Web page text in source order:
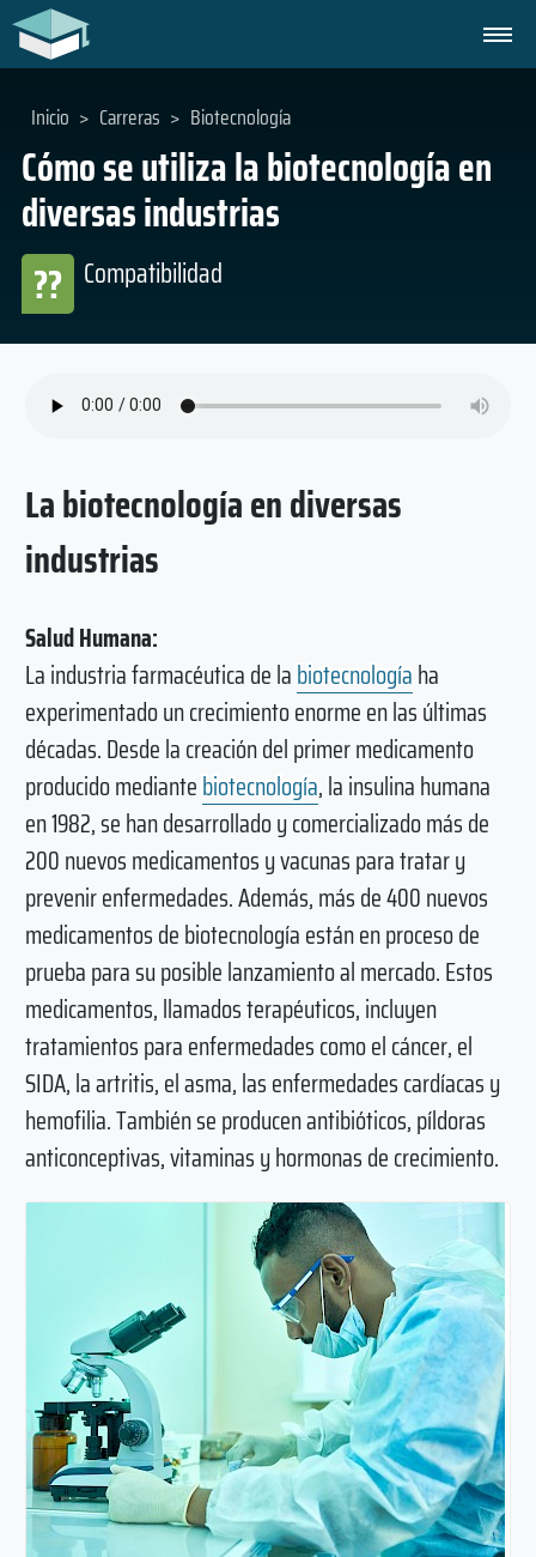
Cómo se utiliza la biotecnología en
diversas industrias
Compatibilidad
??
Inicio > Carreras > Biotecnología
La biotecnología en diversas
industrias
Salud Humana:
La industria farmacéutica de labiotecnologíaha
experimentado un crecimiento enorme en las últimas
décadas. Desde la creación del primer medicamento
producido mediantebiotecnología, la insulina humana
en 1982, se han desarrollado y comercializado más de
200 nuevos medicamentos y vacunas para tratar y
prevenir enfermedades. Además, más de 400 nuevos
medicamentos de biotecnología están en proceso de
prueba para su posible lanzamiento al mercado. Estos
medicamentos, llamados terapéuticos, incluyen
tratamientos para enfermedades como el cáncer, el
SIDA, la artritis, el asma, las enfermedades cardíacas y
hemofilia. También se producen antibióticos, píldoras
anticonceptivas, vitaminas y hormonas de crecimiento.